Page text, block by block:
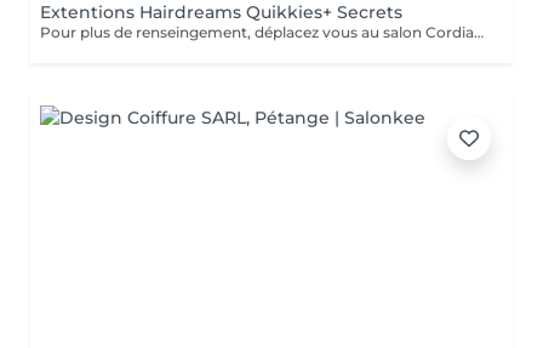
Extentions Hairdreams Quikkies+ Secrets
Pour plus de renseingement, déplacez vous au salon Cordialement